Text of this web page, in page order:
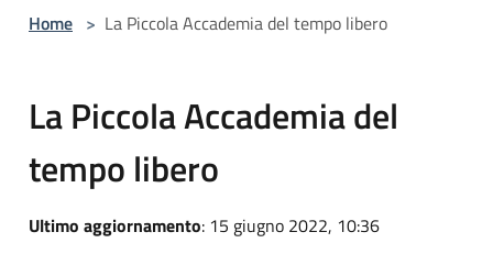
Home > La Piccola Accademia del tempo libero
La Piccola Accademia del
tempo libero
Ultimo aggiornamento: 15 giugno 2022, 10:36